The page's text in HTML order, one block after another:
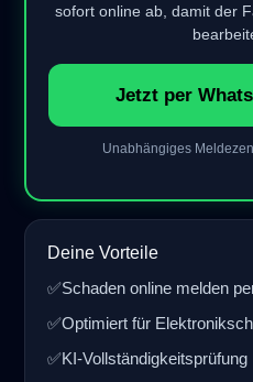
sofort online ab, damit der
Jetzt per
Unabhängiges
Deine Vorteile
✅Schaden online melden
✅Optimiert für
✅KI-Vollständigkeitsprüfung